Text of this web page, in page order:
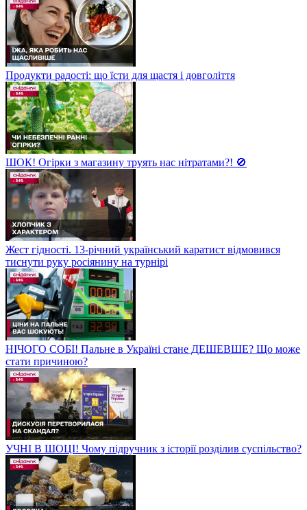
Продукти радості: що їсти для щастя і довголіття
ШОК! Огірки з магазину труять нас нітратами?! 🚫
Жест гідності. 13-річний український каратист відмовився
тиснути руку росіянину на турнірі
НІЧОГО СОБІ! Пальне в Україні стане ДЕШЕВШЕ? Що може
стати причиною?
УЧНІ В ШОЦІ! Чому підручник з історії розділив суспільство?